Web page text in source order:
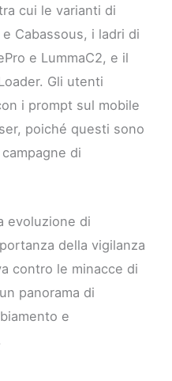
cui le varianti di
Cabassous, i ladri di
e LummaC2, e il
Gli utenti
i prompt sul mobile
poiché questi sono
di
evoluzione di
della vigilanza
contro le minacce di
panorama di
e